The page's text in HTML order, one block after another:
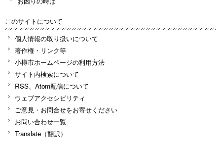
このサイトについて
個人情報の取り扱いについて
著作権・リンク等
小樽市ホームページの利用方法
サイト内検索について
RSS、Atom配信について
ウェブアクセシビリティ
ご意見・お問合せをお寄せください
お問い合わせ一覧
Translate（翻訳）